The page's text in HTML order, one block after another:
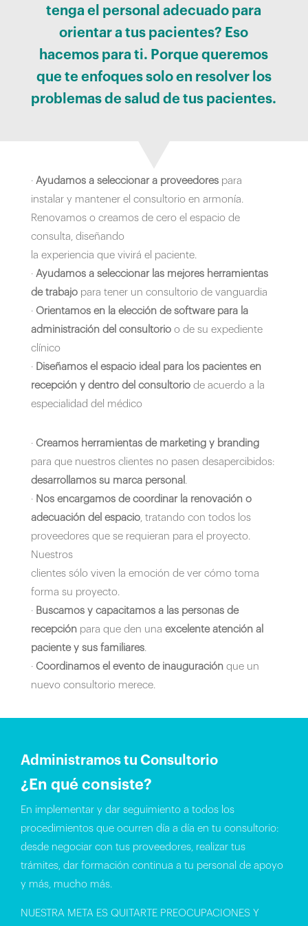
tenga el personal adecuado para
orientar a tus pacientes? Eso
hacemos para ti. Porque queremos
que te enfoques solo en resolver los
problemas de salud de tus pacientes.
· Ayudamos a seleccionar a proveedorespara
instalar y mantener el consultorio en armonía.
Renovamos o creamos de cero el espacio de
consulta, diseñando
la experiencia que vivirá el paciente.
· Ayudamos a seleccionar las mejores herramientas
de trabajopara tener un consultorio de vanguardia
· Orientamos en la elección de software para la
administración del consultorioo de su expediente
clínico
· Diseñamos el espacio ideal para los pacientes en
recepción y dentro del consultoriode acuerdo a la
especialidad del médico
· Creamos herramientas de marketing y branding
para que nuestros clientes no pasen desapercibidos:
desarrollamos su marca personal .
· Nos encargamos de coordinar la renovación o
adecuación del espacio, tratando con todos los
proveedores que se requieran para el proyecto.
Nuestros
clientes sólo viven la emoción de ver cómo toma
forma su proyecto.
· Buscamos y capacitamos a las personas de
recepciónpara que den una excelente atención al
paciente y sus familiares.
· Coordinamos el evento de inauguraciónque un
nuevo consultorio merece.
Administramos tu Consultorio
¿En qué consiste?
En implementar y dar seguimiento a todos los
procedimientos que ocurren día a día en tu consultorio:
desde negociar con tus proveedores, realizar tus
trámites, dar formación continua a tu personal de apoyo
y más, mucho más.
NUESTRA META ES QUITARTE PREOCUPACIONES Y